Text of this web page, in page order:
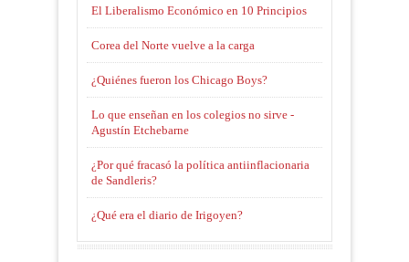
El Liberalismo Económico en 10 Principios
Corea del Norte vuelve a la carga
¿Quiénes fueron los Chicago Boys?
Lo que enseñan en los colegios no sirve -
Agustín Etchebarne
¿Por qué fracasó la política antiinflacionaria
de Sandleris?
¿Qué era el diario de Irigoyen?